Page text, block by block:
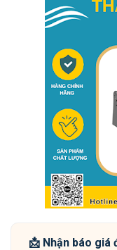
📩 Nhận báo giá